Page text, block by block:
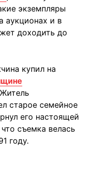
экземпляры
аукционах и в
доходить до
купил на
старое семейное
его настоящей
съемка велась
году.